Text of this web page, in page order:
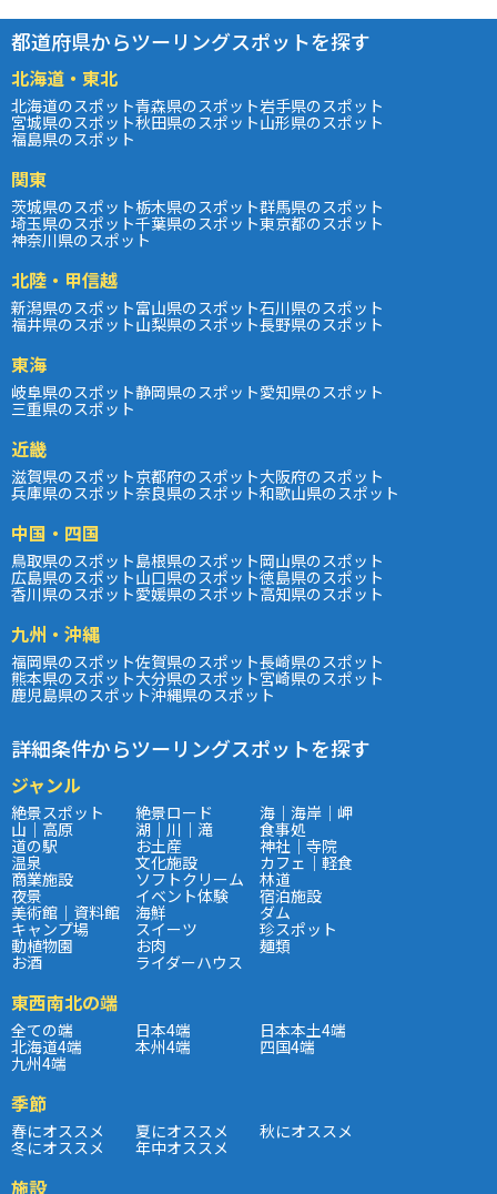
都道府県からツーリングスポットを探す
北海道・東北
北海道のスポット青森県のスポット岩手県のスポット
宮城県のスポット秋田県のスポット山形県のスポット
福島県のスポット
関東
茨城県のスポット栃木県のスポット群馬県のスポット
埼玉県のスポット千葉県のスポット東京都のスポット
神奈川県のスポット
北陸・甲信越
新潟県のスポット富山県のスポット石川県のスポット
福井県のスポット山梨県のスポット長野県のスポット
東海
岐阜県のスポット静岡県のスポット愛知県のスポット
三重県のスポット
近畿
滋賀県のスポット京都府のスポット大阪府のスポット
兵庫県のスポット奈良県のスポット和歌山県のスポット
中国・四国
鳥取県のスポット島根県のスポット岡山県のスポット
広島県のスポット山口県のスポット徳島県のスポット
香川県のスポット愛媛県のスポット高知県のスポット
九州・沖縄
福岡県のスポット佐賀県のスポット長崎県のスポット
熊本県のスポット大分県のスポット宮崎県のスポット
鹿児島県のスポット沖縄県のスポット
詳細条件からツーリングスポットを探す
ジャンル
絶景スポット 絶景ロード 海｜海岸｜岬
山｜高原 湖｜川｜滝 食事処
道の駅 お土産 神社｜寺院
温泉 文化施設 カフェ｜軽食
商業施設 ソフトクリーム 林道
夜景 イベント体験 宿泊施設
美術館｜資料館 海鮮 ダム
キャンプ場 スイーツ 珍スポット
動植物園 お肉 麺類
お酒 ライダーハウス
東西南北の端
全ての端 日本4端 日本本土4端
北海道4端 本州4端 四国4端
九州4端
季節
春にオススメ 夏にオススメ 秋にオススメ
冬にオススメ 年中オススメ
施設